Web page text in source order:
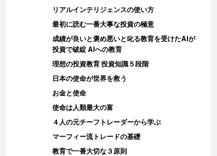
リアルインテリジェンスの使い方
最初に読む一番大事な投資の極意
成績が良いと褒め悪いと叱る教育を受けたAIが
投資で破綻 AIへの教育
理想の投資教育 投資知識５段階
日本の使命が世界を救う
お金と使命
使命は人類最大の富
４人の元チーフトレーダーから学ぶ
マーフィー流トレードの基礎
教育で一番大切な３原則